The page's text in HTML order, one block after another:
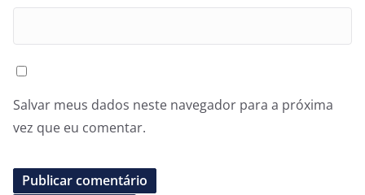
Salvar meus dados neste navegador para a próxima
vez que eu comentar.